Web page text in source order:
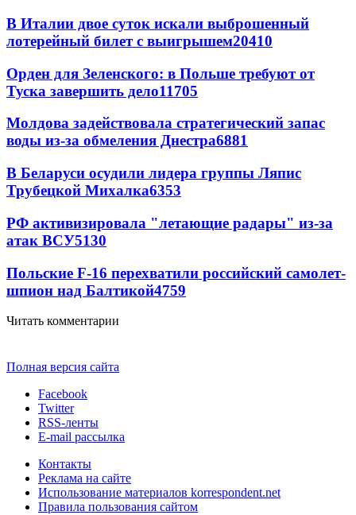
В Италии двое суток искали выброшенный
лотерейный билет с выигрышем20410
Орден для Зеленского: в Польше требуют от
Туска завершить дело11705
Молдова задействовала стратегический запас
воды из-за обмеления Днестра6881
В Беларуси осудили лидера группы Ляпис
Трубецкой Михалка6353
РФ активизировала "летающие радары" из-за
атак ВСУ5130
Польские F-16 перехватили российский самолет-
шпион над Балтикой4759
Читать комментарии
Полная версия сайта
Facebook
Twitter
RSS-ленты
E-mail рассылка
Контакты
Реклама на сайте
Использование материалов korrespondent.net
Правила пользования сайтом